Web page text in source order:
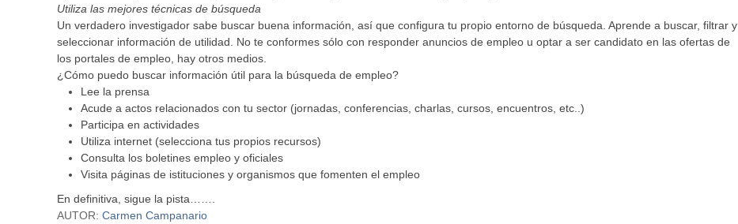
Utiliza las mejores técnicas de búsqueda
Un verdadero investigador sabe buscar buena información, así que configura tu propio entorno de búsqueda. Aprende a buscar, filtrar y
seleccionar información de utilidad. No te conformes sólo con responder anuncios de empleo u optar a ser candidato en las ofertas de
los portales de empleo, hay otros medios.
¿Cómo puedo buscar información útil para la búsqueda de empleo?
Lee la prensa
Acude a actos relacionados con tu sector (jornadas, conferencias, charlas, cursos, encuentros, etc..)
Participa en actividades
Utiliza internet (selecciona tus propios recursos)
Consulta los boletines empleo y oficiales
Visita páginas de istituciones y organismos que fomenten el empleo
En definitiva, sigue la pista…….
AUTOR: Carmen Campanario